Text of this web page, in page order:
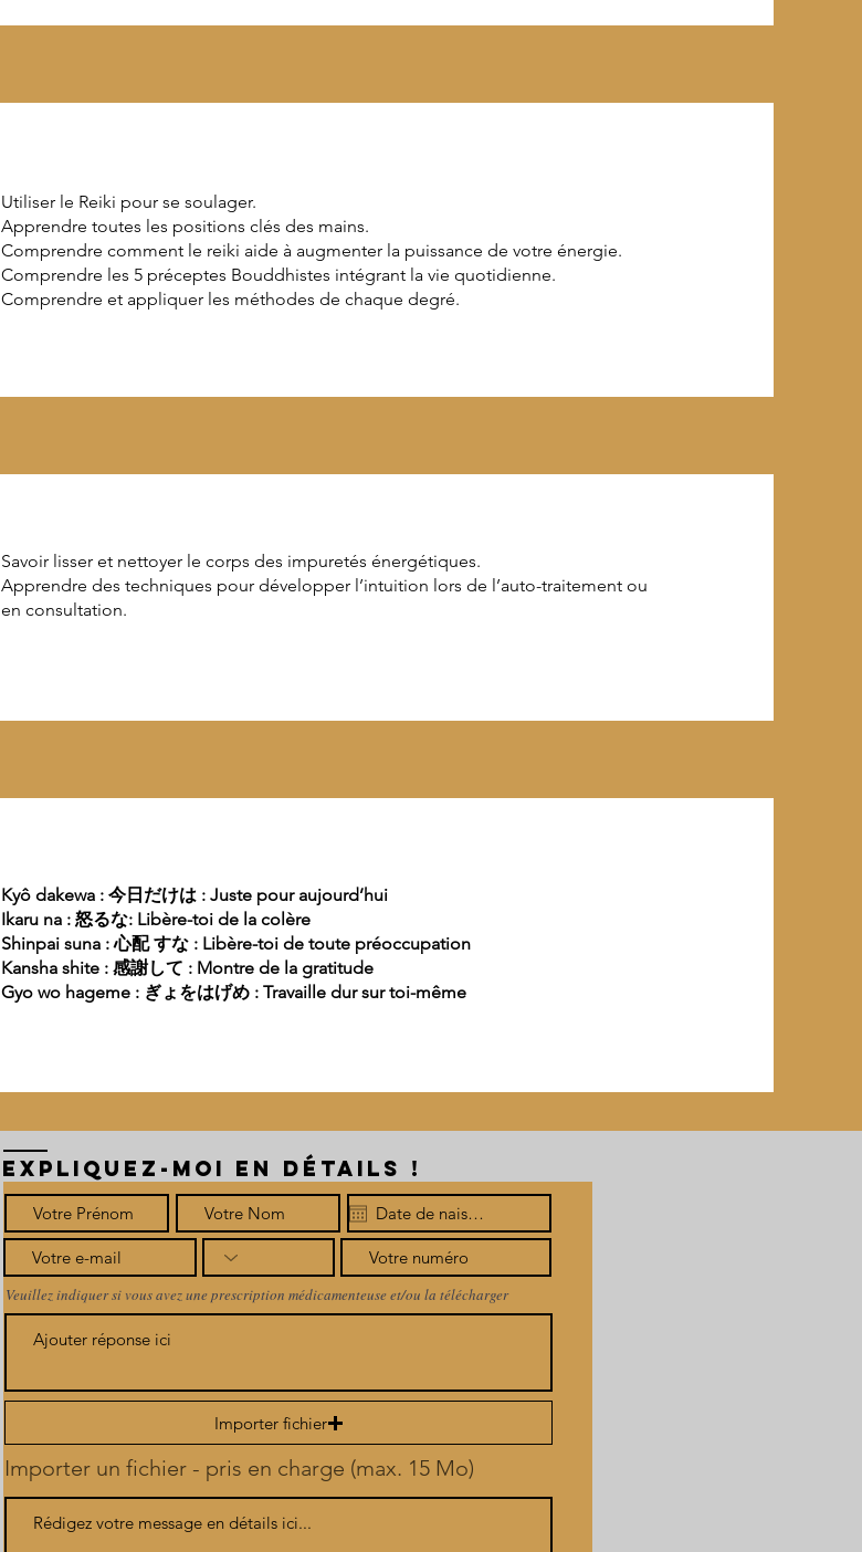
Utiliser le Reiki pour se soulager.
Apprendre toutes les positions clés des mains.
Comprendre comment le reiki aide à augmenter la puissance de votre énergie.
Comprendre les 5 préceptes Bouddhistes intégrant la vie quotidienne.
Comprendre et appliquer les méthodes de chaque degré.
Savoir lisser et nettoyer le corps des impuretés énergétiques.
Apprendre des techniques pour développer l’intuition lors de l’auto-traitement ou
en consultation.
Kyô dakewa : 今日だけは : Juste pour aujourd’hui
Ikaru na : 怒るな: Libère-toi de la colère
Shinpai suna : 心配 すな : Libère-toi de toute préoccupation
Kansha shite : 感謝して : Montre de la gratitude
Gyo wo hageme : ぎょをはげめ : Travaille dur sur toi-même
EXPLIQUEZ-MOI EN DÉTAILS !
Veuillez indiquer si vous avez une prescription médicamenteuse et/ou la télécharger
Importer fichier
Importer un fichier - pris en charge (max. 15 Mo)